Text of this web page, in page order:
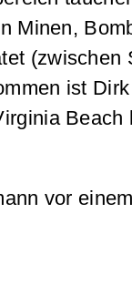
ist